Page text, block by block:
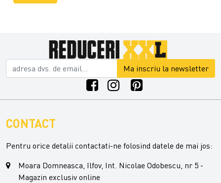
Ma inscriu la newsletter
CONTACT
Pentru orice detalii contactati-ne folosind datele de mai jos:
Moara Domneasca, Ilfov, Int. Nicolae Odobescu, nr 5 -
Magazin exclusiv online